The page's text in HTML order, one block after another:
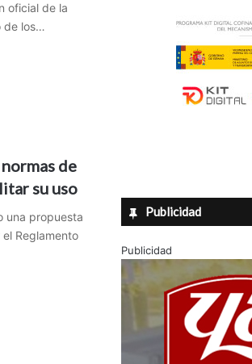
oficial de la
de los…
de
su uso
una propuesta
Reglamento
Publicidad
Publicidad